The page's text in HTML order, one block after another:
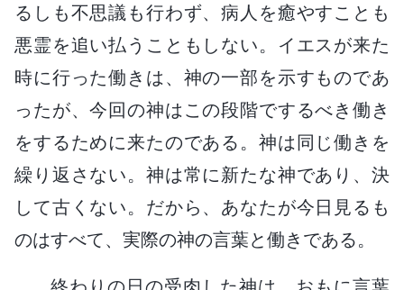
るしも不思議も行わず、病人を癒やすことも
悪霊を追い払うこともしない。イエスが来た
時に行った働きは、神の一部を示すものであ
ったが、今回の神はこの段階でするべき働き
をするために来たのである。神は同じ働きを
繰り返さない。神は常に新たな神であり、決
して古くない。だから、あなたが今日見るも
のはすべて、実際の神の言葉と働きである。